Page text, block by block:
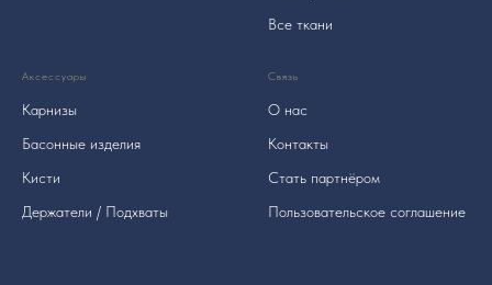
Все ткани
Аксессуары
Карнизы
Басонные изделия
Кисти
Держатели / Подхваты
Связь
О нас
Контакты
Стать партнёром
Пользовательское соглашение